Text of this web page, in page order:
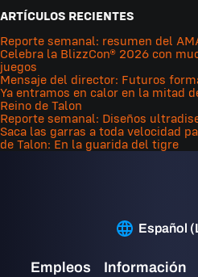
ARTÍCULOS RECIENTES
Reporte semanal: resumen del
Celebra la BlizzCon® 2026 con
juegos
Mensaje del director: Futuros
Ya entramos en calor en la mitad
Reino de Talon
Reporte semanal: Diseños
Saca las garras a toda velocidad
de Talon: En la guarida del tigre